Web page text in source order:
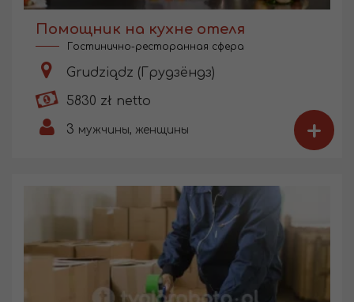
Помощник на кухне отеля
Гостинично-ресторанная сфера
Grudziądz (Грудзёндз)
5830 zł netto
3 мужчины, женщины +